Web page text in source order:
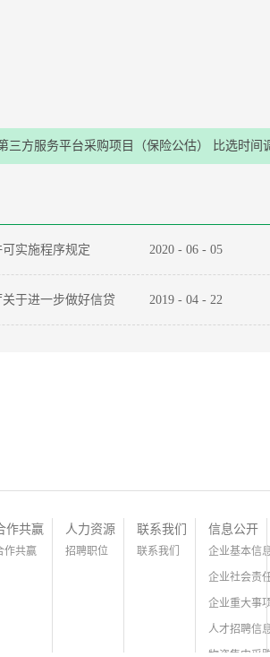
三方服务平台采购项目（保险公估） 比选时间
实施程序规定 2020 - 06 - 05
于进一步做好信贷 2019 - 04 - 22
作共赢
作共赢
人力资源
招聘职位
联系我们
联系我们
信息公开
企业基本信
企业社会责
企业重大事
人才招聘信